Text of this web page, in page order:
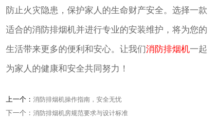
防止火灾隐患，保护家人的生命财产安全。选择一款
适合的消防排烟机并进行专业的安装维护，将为您的
生活带来更多的便利和安心。让我们消防排烟机一起
为家人的健康和安全共同努力！
上一个： 消防排烟机操作指南，安全无忧
下一个： 消防排烟机房规范要求与设计标准